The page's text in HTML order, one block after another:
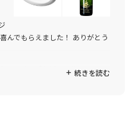
んでもらえました！ ありがとう
まではロゴなどを、作ってもら
に注文をし、メールが来て商品
続きを読む